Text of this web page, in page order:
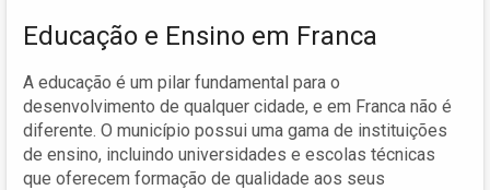
Educação e Ensino em Franca
A educação é um pilar fundamental para o
desenvolvimento de qualquer cidade, e em Franca não é
diferente. O município possui uma gama de instituições
de ensino, incluindo universidades e escolas técnicas
que oferecem formação de qualidade aos seus